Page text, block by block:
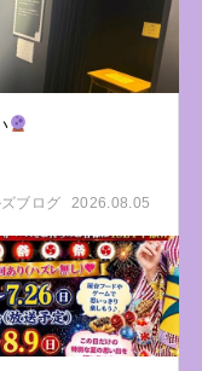
ブログ 2026.08.05